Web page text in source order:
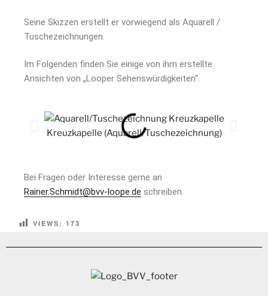
Seine Skizzen erstellt er vorwiegend als Aquarell /
Tuschezeichnungen.
Im Folgenden finden Sie einige von ihm erstellte
Ansichten von „Looper Sehenswürdigkeiten“.
Kreuzkapelle (Aquarell/Tuschezeichnung)
Bei Fragen oder Interesse gerne an
Rainer.Schmidt@bvv-loope.de schreiben.
VIEWS: 173